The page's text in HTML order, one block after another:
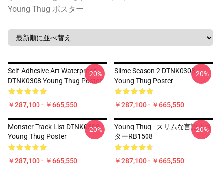
Young Thug ポスター
Self-Adhesive Art Waterproof
DTNK0308 Young Thug Poster
￥287,100 - ￥665,550
-20%
Slime Season 2 DTNK0308
Young Thug Poster
￥287,100 - ￥665,550
-20%
Monster Track List DTNK0308
Young Thug Poster
￥287,100 - ￥665,550
-20%
Young Thug - スリムな言語ポス
ターRB1508
￥287,100 - ￥665,550
-20%